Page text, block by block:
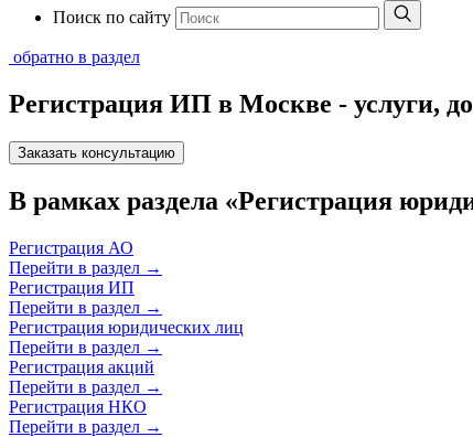
Поиск по сайту
обратно в раздел
Регистрация ИП в Москве - услуги,
Заказать консультацию
В рамках раздела «Регистрация
Регистрация АО
Перейти в раздел →
Регистрация ИП
Перейти в раздел →
Регистрация юридических лиц
Перейти в раздел →
Регистрация акций
Перейти в раздел →
Регистрация НКО
Перейти в раздел →